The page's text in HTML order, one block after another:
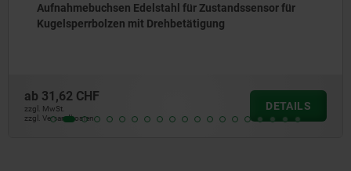
Aufnahmebuchsen Edelstahl für Zustandssensor für
Kugelsperrbolzen mit Drehbetätigung
ab31,62 CHF
zzgl. MwSt.
zzgl. Versandkosten
DETAILS